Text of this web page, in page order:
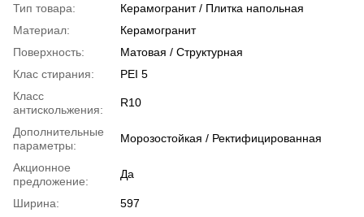
Тип товара:
Керамогранит / Плитка напольная
Материал:
Керамогранит
Поверхность:
Матовая / Структурная
Клас стирания:
PEI 5
Класс
антискольжения:
R10
Дополнительные
параметры:
Морозостойкая / Ректифицированная
Акционное
предложение:
Да
Ширина:
597